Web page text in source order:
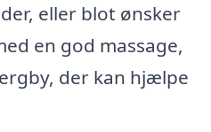
eller blot ønsker
en god massage,
der kan hjælpe